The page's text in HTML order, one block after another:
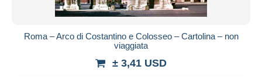
Roma – Arco di Costantino e Colosseo – Cartolina – non
viaggiata
± 3,41 USD